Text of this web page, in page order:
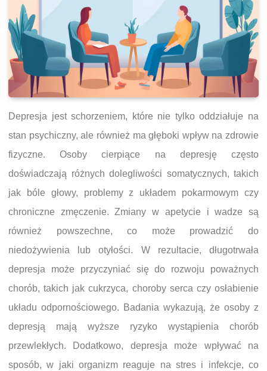
Depresja jest schorzeniem, które nie tylko oddziałuje na
stan psychiczny, ale również ma głęboki wpływ na zdrowie
fizyczne. Osoby cierpiące na depresję często
doświadczają różnych dolegliwości somatycznych, takich
jak bóle głowy, problemy z układem pokarmowym czy
chroniczne zmęczenie. Zmiany w apetycie i wadze są
również powszechne, co może prowadzić do
niedożywienia lub otyłości. W rezultacie, długotrwała
depresja może przyczyniać się do rozwoju poważnych
chorób, takich jak cukrzyca, choroby serca czy osłabienie
układu odpornościowego. Badania wykazują, że osoby z
depresją mają wyższe ryzyko wystąpienia chorób
przewlekłych. Dodatkowo, depresja może wpływać na
sposób, w jaki organizm reaguje na stres i infekcje, co